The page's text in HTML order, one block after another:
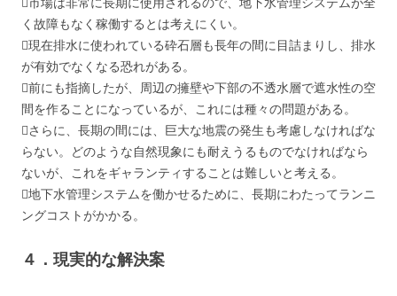
市場は非常に長期に使用されるので、地下水管理システムが全
く故障もなく稼働するとは考えにくい。
現在排水に使われている砕石層も長年の間に目詰まりし、排水
が有効でなくなる恐れがある。
前にも指摘したが、周辺の擁壁や下部の不透水層で遮水性の空
間を作ることになっているが、これには種々の問題がある。
さらに、長期の間には、巨大な地震の発生も考慮しなければな
らない。どのような自然現象にも耐えうるものでなければなら
ないが、これをギャランティすることは難しいと考える。
地下水管理システムを働かせるために、長期にわたってランニ
ングコストがかかる。
４．現実的な解決案